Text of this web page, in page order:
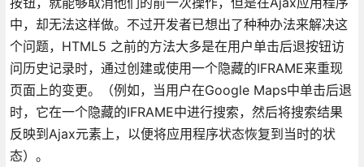
中，却无法这样做。不过开发者已想出了种种办法来解决这
个问题，HTML5 之前的方法大多是在用户单击后退按钮访
问历史记录时，通过创建或使用一个隐藏的IFRAME来重现
页面上的变更。（例如，当用户在Google Maps中单击后退
时，它在一个隐藏的IFRAME中进行搜索，然后将搜索结果
反映到Ajax元素上，以便将应用程序状态恢复到当时的状
态）。